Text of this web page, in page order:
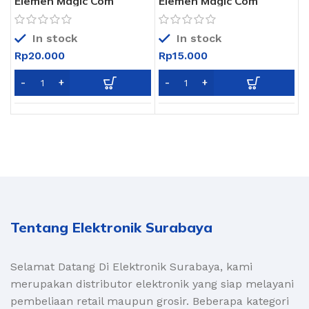
Samping Bagus / Elemen
Pemanas Samping /
Sabuk Pemanas Magic
ComIn stock
Rp20.000
Samping Biasa / Elemen
Pemanas Samping /
Sabuk Pemanas Magic
ComIn stock
Rp15.000
Tentang Elektronik Surabaya
Selamat Datang Di Elektronik Surabaya, kami
merupakan distributor elektronik yang siap melayani
pembeliaan retail maupun grosir. Beberapa kategori